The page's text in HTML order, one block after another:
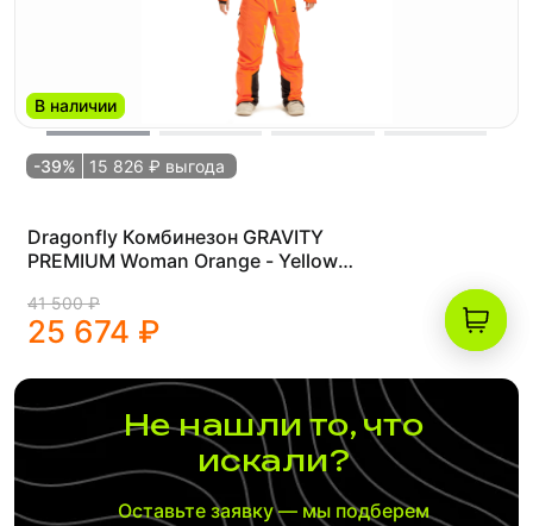
В наличии
-39% 15 826 ₽ выгода
Dragonfly Комбинезон GRAVITY
PREMIUM Woman Orange - Yellow
41 500 ₽
25 674 ₽
Не нашли то, что
искали?
Оставьте заявку — мы подберем